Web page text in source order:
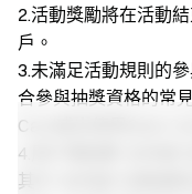
2.活動獎勵將在活動
戶。
3.未滿足活動規則的
合參與抽獎資格的常
Card或未使用Gate
4.用戶需點擊“去申請”
其中“去申請”任務僅